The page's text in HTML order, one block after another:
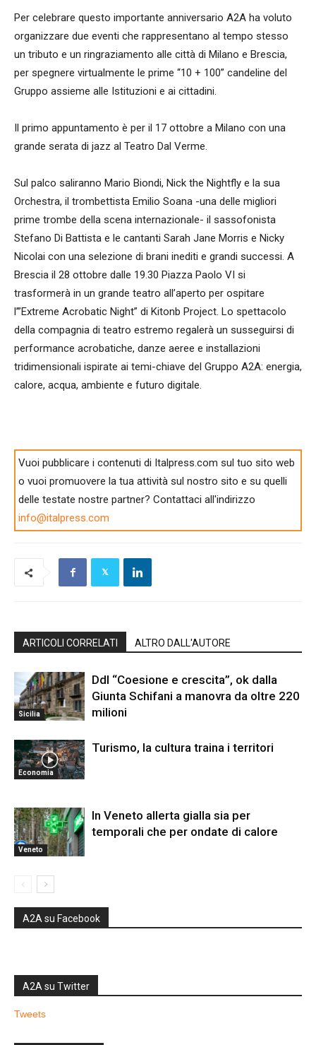
Per celebrare questo importante anniversario A2A ha voluto
organizzare due eventi che rappresentano al tempo stesso
un tributo e un ringraziamento alle città di Milano e Brescia,
per spegnere virtualmente le prime “10 + 100” candeline del
Gruppo assieme alle Istituzioni e ai cittadini.
Il primo appuntamento è per il 17 ottobre a Milano con una
grande serata di jazz al Teatro Dal Verme.
Sul palco saliranno Mario Biondi, Nick the Nightfly e la sua
Orchestra, il trombettista Emilio Soana -una delle migliori
prime trombe della scena internazionale- il sassofonista
Stefano Di Battista e le cantanti Sarah Jane Morris e Nicky
Nicolai con una selezione di brani inediti e grandi successi. A
Brescia il 28 ottobre dalle 19.30 Piazza Paolo VI si
trasformerà in un grande teatro all’aperto per ospitare
l’”Extreme Acrobatic Night” di Kitonb Project. Lo spettacolo
della compagnia di teatro estremo regalerà un susseguirsi di
performance acrobatiche, danze aeree e installazioni
tridimensionali ispirate ai temi-chiave del Gruppo A2A: energia,
calore, acqua, ambiente e futuro digitale.
Vuoi pubblicare i contenuti di Italpress.com sul tuo sito web
o vuoi promuovere la tua attività sul nostro sito e su quelli
delle testate nostre partner? Contattaci all'indirizzo
info@italpress.com
ARTICOLI CORRELATI ALTRO DALL'AUTORE
Sicilia
Ddl “Coesione e crescita”, ok dalla
Giunta Schifani a manovra da oltre 220
milioni
Economia
Turismo, la cultura traina i territori
Veneto
In Veneto allerta gialla sia per
temporali che per ondate di calore
A2A su Facebook
A2A su Twitter
Tweets